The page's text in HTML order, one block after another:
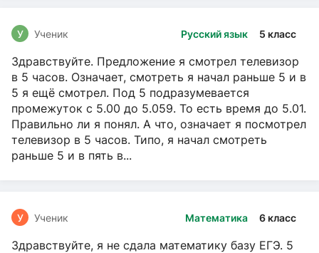
Русский язык 5 класс
У Ученик
Здравствуйте. Предложение я смотрел телевизор
в 5 часов. Означает, смотреть я начал раньше 5 и в
5 я ещё смотрел. Под 5 подразумевается
промежуток с 5.00 до 5.059. То есть время до 5.01.
Правильно ли я понял. А что, означает я посмотрел
телевизор в 5 часов. Типо, я начал смотреть
раньше 5 и в пять в...
Математика 6 класс
У Ученик
Здравствуйте, я не сдала математику базу ЕГЭ. 5